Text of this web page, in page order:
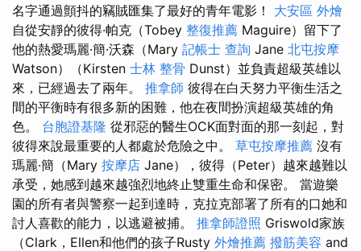
名字通過顫抖的竊賊匯集了最好的青年電影！ 大安區 外燴
自從安靜的彼得·帕克（Tobey 整復推薦 Maguire）留下了
他的熱愛瑪麗·簡·沃森（Mary 記帳士 查詢 Jane 北屯按摩
Watson）（Kirsten 士林 整骨 Dunst）並負責超級英雄以
來，已經過去了兩年。 推拿師 彼得在白天努力平衡生活之
間的平衡時有很多新的困難，他在夜間扮演超級英雄的角
色。 台胞證基隆 從邪惡的醫生OCK面對面的那一刻起，對
彼得來說最重要的人都處於危險之中。 草屯按摩推薦 沒有
瑪麗·簡（Mary 按摩店 Jane），彼得（Peter）越來越難以
承受，她感到越來越強烈地終止雙重生命和保密。 當遊樂
園的所有者與警察一起到達時，克拉克部署了所有的口她和
討人喜歡的能力，以逃避被捕。 推拿師證照 Griswold家族
（Clark，Ellen和他們的孩子Rusty 外燴推薦 撥筋美容 and